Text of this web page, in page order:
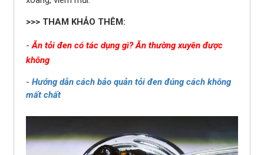
>>> THAM KHẢO THÊM:
-Ăn tỏi đen có tác dụng gì? Ăn thường xuyên được
không
- Hướng dẫn cách bảo quản tỏi đen đúng cách không
mất chất